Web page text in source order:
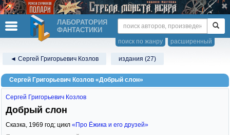
ЛАБОРАТОРИЯ
ФАНТАСТИКИ
расширенный
поиск по жанру
◄ Сергей Григорьевич Козлов издания (27)
Сергей Григорьевич Козлов «Добрый слон»
Сергей Григорьевич Козлов
Добрый слон
Сказка, 1969 год; цикл «Про Ёжика и его друзей»